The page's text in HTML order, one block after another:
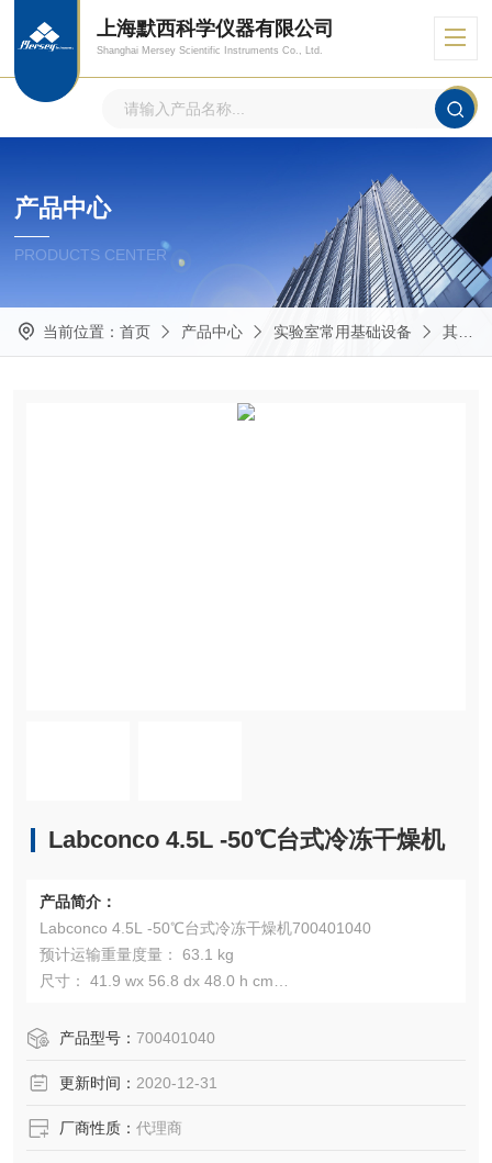
上海默西科学仪器有限公司
Shanghai Mersey Scientific Instruments Co., Ltd.
产品中心
PRODUCTS CENTER
当前位置： 首页 产品中心 实验室常用基础设备 其他实验室常用仪器设备
Labconco 4.5L -50℃台式冷冻干燥机
产品简介：
Labconco 4.5L -50℃台式冷冻干燥机700401040
预计运输重量度量： 63.1 kg
尺寸： 41.9 wx 56.8 dx 48.0 h cm
集热器温度：-50°C，-58°F
产品型号： 700401040
更新时间： 2020-12-31
厂商性质： 代理商